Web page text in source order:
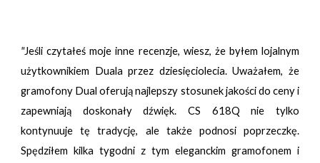
"Jeśli czytałeś moje inne recenzje, wiesz, że byłem lojalnym
użytkownikiem Duala przez dziesięciolecia. Uważałem, że
gramofony Dual oferują najlepszy stosunek jakości do ceny i
zapewniają doskonały dźwięk. CS 618Q nie tylko
kontynuuje tę tradycję, ale także podnosi poprzeczkę.
Spędziłem kilka tygodni z tym eleganckim gramofonem i